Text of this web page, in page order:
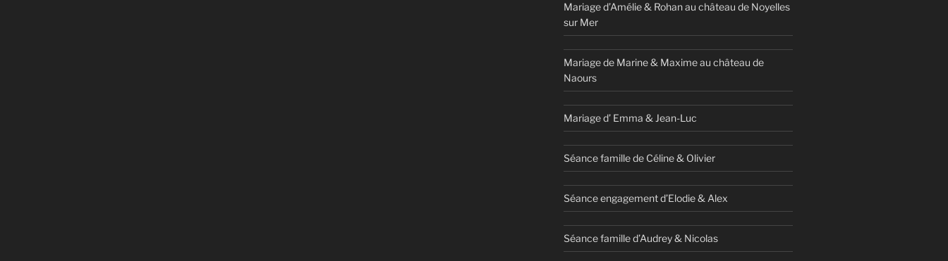
Mariage d’Amélie & Rohan au château de Noyelles
sur Mer
Mariage de Marine & Maxime au château de
Naours
Mariage d’ Emma & Jean-Luc
Séance famille de Céline & Olivier
Séance engagement d’Elodie & Alex
Séance famille d’Audrey & Nicolas